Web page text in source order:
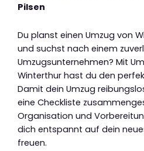
Pilsen
Du planst einen Umzug von
und suchst nach einem
Umzugsunternehmen? Mit
Winterthur hast du den
Damit dein Umzug
eine Checkliste
Organisation und
dich entspannt auf dein
freuen.